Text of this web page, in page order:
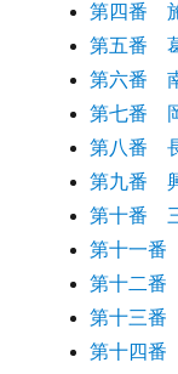
第四番
第五番
第六番
第七番
第八番
第九番
第十番
第十一番
第十二番
第十三
第十四番